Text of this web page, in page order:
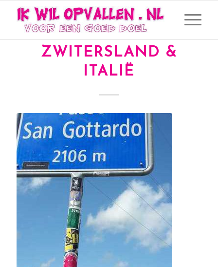
IWO-SMILEY IN
ZWITERSLAND &
ITALIË